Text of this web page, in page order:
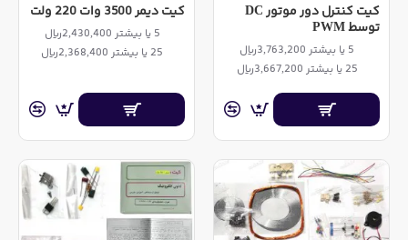
کیت کنترل دور موتور DC
توسط PWM
5 یا بیشتر 3,763,200ریال
25 یا بیشتر 3,667,200ریال
کیت دیمر 3500 وات 220 ولت
5 یا بیشتر 2,430,400ریال
25 یا بیشتر 2,368,400ریال